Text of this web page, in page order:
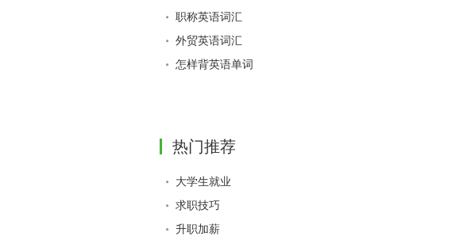
职称英语词汇
外贸英语词汇
怎样背英语单词
热门推荐
大学生就业
求职技巧
升职加薪